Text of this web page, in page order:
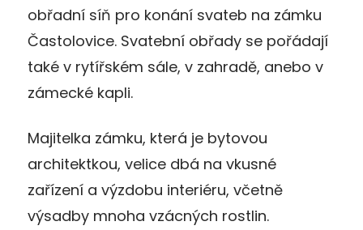
obřadní síň pro konání svateb na zámku
Častolovice. Svatební obřady se pořádají
také v rytířském sále, v zahradě, anebo v
zámecké kapli.
Majitelka zámku, která je bytovou
architektkou, velice dbá na vkusné
zařízení a výzdobu interiéru, včetně
výsadby mnoha vzácných rostlin.